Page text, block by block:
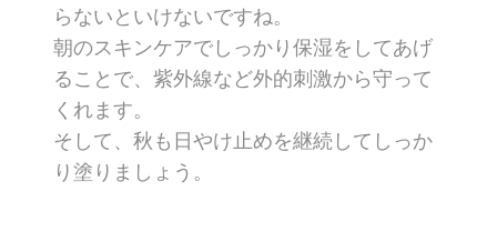
らないといけないですね。
朝のスキンケアでしっかり保湿をしてあげ
ることで、紫外線など外的刺激から守って
くれます。
そして、秋も日やけ止めを継続してしっか
り塗りましょう。